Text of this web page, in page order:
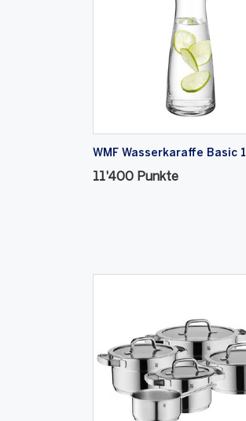
WMF Wasserkaraffe Basic 1l
11'400 Punkte